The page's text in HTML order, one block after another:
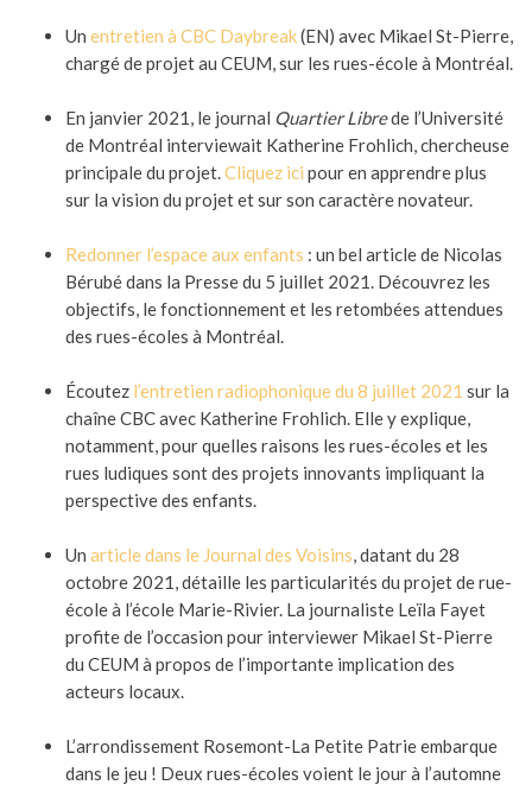
Un entretien à CBC Daybreak(EN) avec Mikael St-Pierre,
chargé de projet au CEUM, sur les rues-école à Montréal.
En janvier 2021, le journal Quartier Librede l’Université
de Montréal interviewait Katherine Frohlich, chercheuse
principale du projet.Cliquez ici pour en apprendre plus
sur la vision du projet et sur son caractère novateur.
Redonner l’espace aux enfants : un bel article de Nicolas
Bérubé dans la Presse du 5 juillet 2021. Découvrez les
objectifs, le fonctionnement et les retombées attendues
des rues-écoles à Montréal.
Écoutez l’entretien radiophonique du 8 juillet 2021 sur la
chaîne CBC avec Katherine Frohlich. Elle y explique,
notamment, pour quelles raisons les rues-écoles et les
rues ludiques sont des projets innovants impliquant la
perspective des enfants.
Un article dans le Journal des Voisins, datant du 28
octobre 2021, détaille les particularités du projet de rue-
école à l’école Marie-Rivier. La journaliste Leïla Fayet
profite de l’occasion pour interviewer Mikael St-Pierre
du CEUM à propos de l’importante implication des
acteurs locaux.
L’arrondissement Rosemont-La Petite Patrie embarque
dans le jeu ! Deux rues-écoles voient le jour à l’automne